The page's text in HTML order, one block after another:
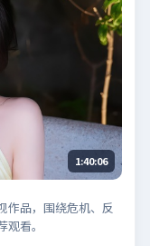
1:40:06
作品，围绕危机、反
看。